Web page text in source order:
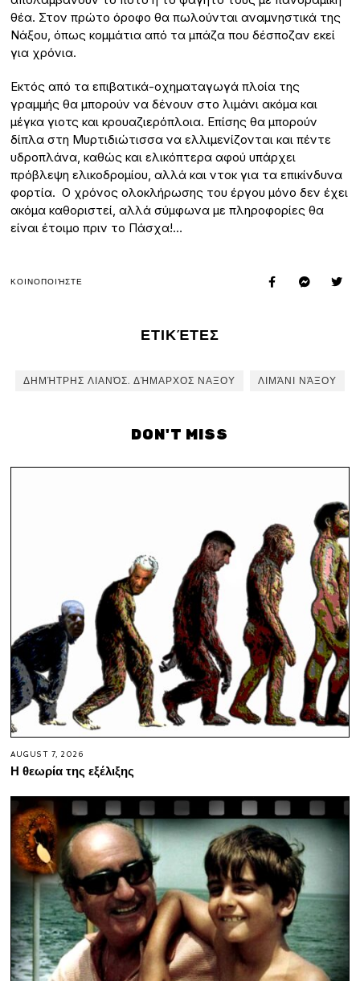
θέα. Στον πρώτο όροφο θα πωλούνται αναμνηστικά της
Νάξου, όπως κομμάτια από τα μπάζα που δέσποζαν εκεί
για χρόνια.
Εκτός από τα επιβατικά-οχηματαγωγά πλοία της
γραμμής θα μπορούν να δένουν στο λιμάνι ακόμα και
μέγκα γιοτς και κρουαζιερόπλοια. Επίσης θα μπορούν
δίπλα στη Μυρτιδιώτισσα να ελλιμενίζονται και πέντε
υδροπλάνα, καθώς και ελικόπτερα αφού υπάρχει
πρόβλεψη ελικοδρομίου, αλλά και ντοκ για τα επικίνδυνα
φορτία. Ο χρόνος ολοκλήρωσης του έργου μόνο δεν έχει
ακόμα καθοριστεί, αλλά σύμφωνα με πληροφορίες θα
είναι έτοιμο πριν το Πάσχα!…
ΚΟΙΝΟΠΟΙΉΣΤΕ
ΕΤΙΚΈΤΕΣ
ΔΗΜΉΤΡΗΣ ΛΙΑΝΌΣ. ΔΉΜΑΡΧΟΣ ΝΑΞΟΥ ΛΙΜΆΝΙ ΝΆΞΟΥ
DON'T MISS
AUGUST 7, 2026
Η θεωρία της εξέλιξης